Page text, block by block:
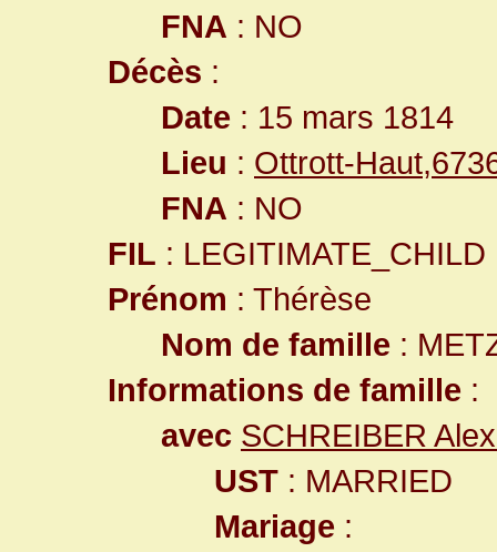
FNA : NO
Décès :
Date : 15 mars 1814
Lieu : Ottrott-
FNA : NO
FIL : LEGITIMATE_CHILD
Prénom : Thérèse
Nom de famille :
Informations de famille :
avec SCHREIBER
UST : MARRIED
Mariage :